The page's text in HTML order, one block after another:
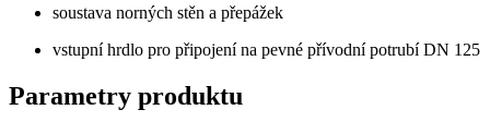
soustava norných stěn a přepážek
vstupní hrdlo pro připojení na pevné přívodní potrubí DN 125
Parametry produktu